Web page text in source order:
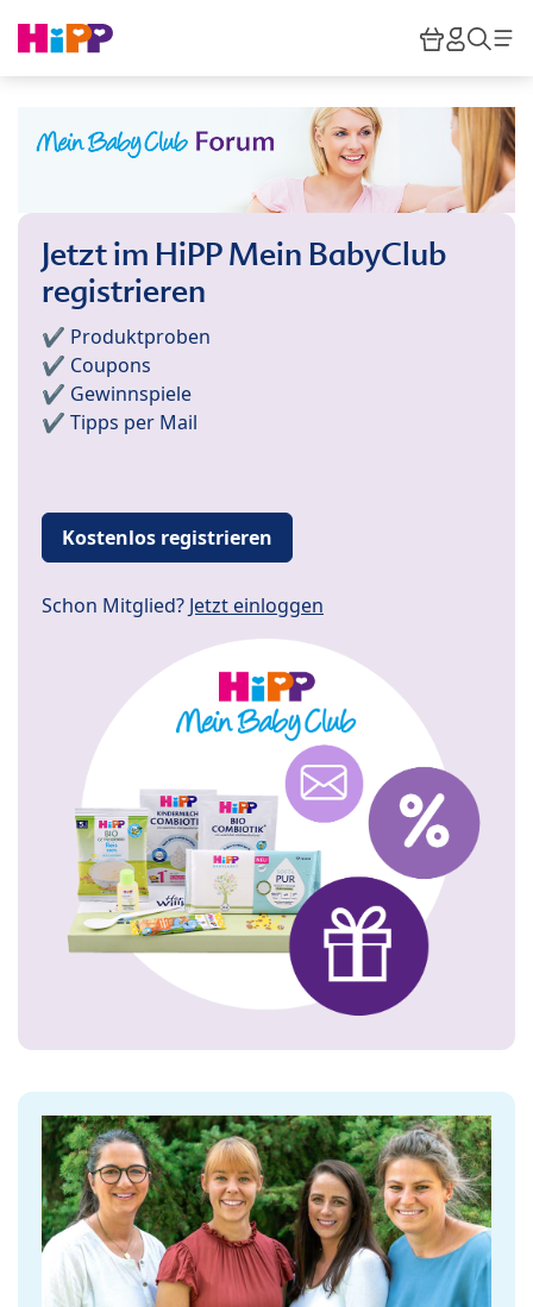
HiPP
Jetzt im HiPP Mein BabyClub
registrieren
✔️ Produktproben
✔️ Coupons
✔️ Gewinnspiele
✔️ Tipps per Mail
Kostenlos registrieren
Schon Mitglied? Jetzt einloggen